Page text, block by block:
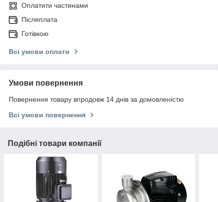
Оплатити частинами
Післяплата
Готівкою
Всі умови оплати
Умови повернення
Повернення товару впродовж 14 днів за домовленістю
Всі умови повернення
Подібні товари компанії